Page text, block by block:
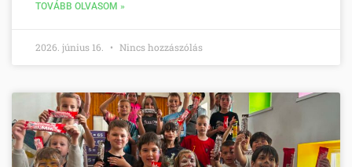
TOVÁBB OLVASOM »
2026. június 16. Nincs hozzászólás